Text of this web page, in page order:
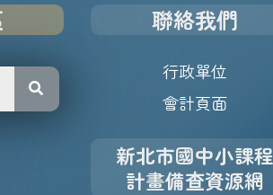
聯絡我們
行政單位
會計頁面
新北市國中小課程
計畫備查資源網